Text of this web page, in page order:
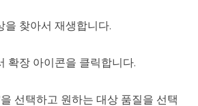
을 찾아서 재생합니다.
확장 아이콘을 클릭합니다.
선택하고 원하는 대상 품질을 선택